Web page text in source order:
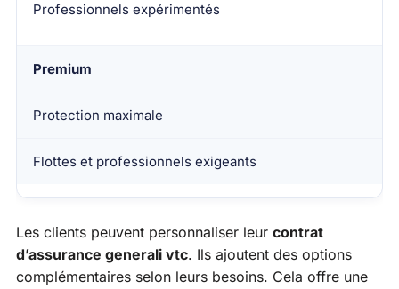
Professionnels expérimentés
Premium
Protection maximale
Flottes et professionnels exigeants
Les clients peuvent personnaliser leur contrat
d’assurance generali vtc. Ils ajoutent des options
complémentaires selon leurs besoins. Cela offre une